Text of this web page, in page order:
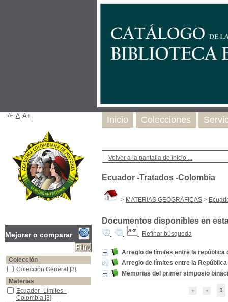
Volver a la pantalla de inicio ...
Ecuador -Tratados -Colombia
> MATERIAS GEOGRÁFICAS >
Documentos disponibles en
Refinar búsqueda
Arreglo de límites entre la república
Arreglo de límites entre la
Memorias del primer simposio
1
Inicio Colecciones
A- A A+
Mejorar o comparar
Colección
Colección General
Colección General [3]
Materias
Ecuador -Límites -Colombia
Ecuador -Límites -
Colombia [3]